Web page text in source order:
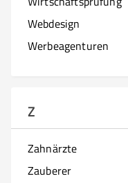
Webdesign
Werbeagenturen
Z
Zahnärzte
Zauberer